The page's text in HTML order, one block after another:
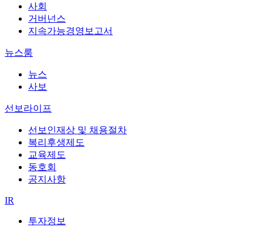
사회
거버넌스
지속가능경영보고서
뉴스룸
뉴스
사보
선보라이프
선보인재상 및 채용절차
복리후생제도
교육제도
동호회
공지사항
IR
투자정보